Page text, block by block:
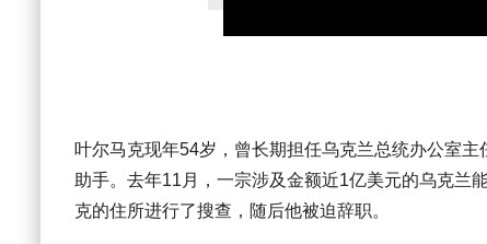
叶尔马克现年54岁，曾长期担任乌克兰总统办公室
助手。去年11月，一宗涉及金额近1亿美元的乌克兰
克的住所进行了搜查，随后他被迫辞职。